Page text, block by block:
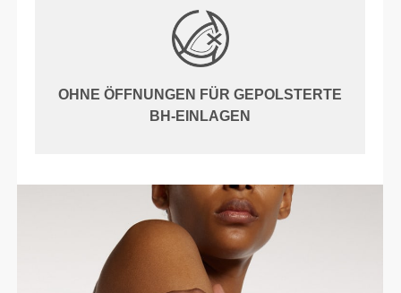
OHNE ÖFFNUNGEN FÜR GEPOLSTERTE
BH-EINLAGEN